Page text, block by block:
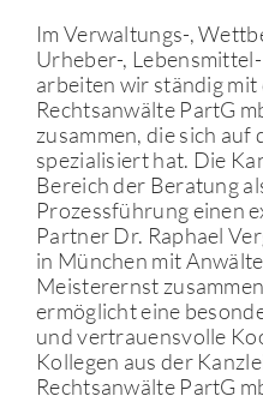
Im Verwaltungs-,
Urheber-,
arbeiten wir ständig
Rechtsanwälte PartG
zusammen, die sich auf
spezialisiert hat. Die
Bereich der Beratung
Prozessführung einen
Partner Dr. Raphael
in München mit
Meisterernst
ermöglicht eine
und vertrauensvolle
Kollegen aus der
Rechtsanwälte PartG